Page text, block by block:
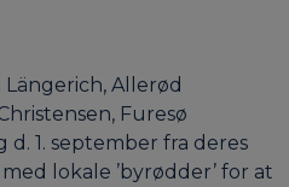
Allerød
Furesø
1. september fra deres
lokale ’byrødder’ for at